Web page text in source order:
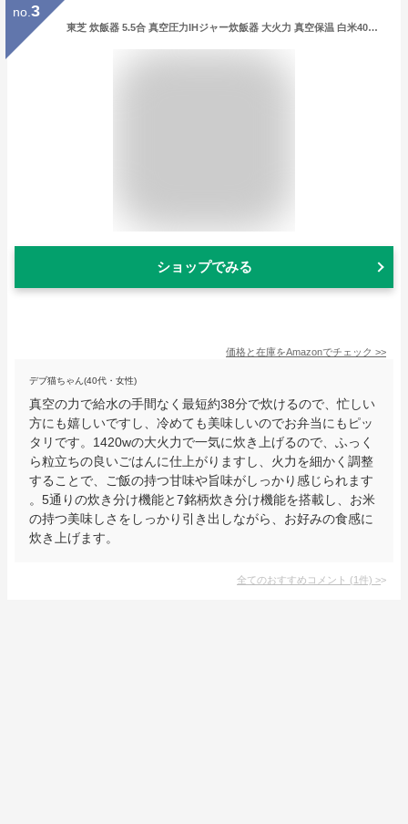
no. 3
東芝 炊飯器 5.5合 真空圧力IHジャー炊飯器 大火力 真空保温 白米40時間 炎匠炊き RC-10VXT(K) グランブラック
ショップでみる
価格と在庫をAmazonでチェック >>
デブ猫ちゃん(40代・女性)
真空の力で給水の手間なく最短約38分で炊けるので、忙しい
方にも嬉しいですし、冷めても美味しいのでお弁当にもピッ
タリです。1420wの大火力で一気に炊き上げるので、ふっく
ら粒立ちの良いごはんに仕上がりますし、火力を細かく調整
することで、ご飯の持つ甘味や旨味がしっかり感じられます
。5通りの炊き分け機能と7銘柄炊き分け機能を搭載し、お米
の持つ美味しさをしっかり引き出しながら、お好みの食感に
炊き上げます。
全てのおすすめコメント (1件) >